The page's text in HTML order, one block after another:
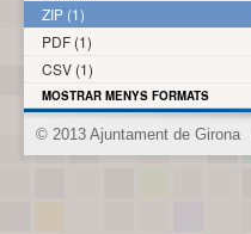
ZIP (1)
PDF (1)
CSV (1)
MOSTRAR MENYS FORMATS
© 2013 Ajuntament de Girona